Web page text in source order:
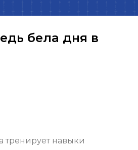
бела дня в
тренирует навыки